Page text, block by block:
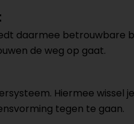
daarmee
de weg op gaat.
Hiermee
tegen te gaan.